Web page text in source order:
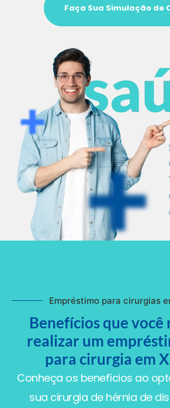
Faça Sua Simulação de
Empréstimo para cirurgias
Benefícios que você
realizar um
para cirurgia em
Conheça os benefícios ao
sua cirurgia de hérnia de